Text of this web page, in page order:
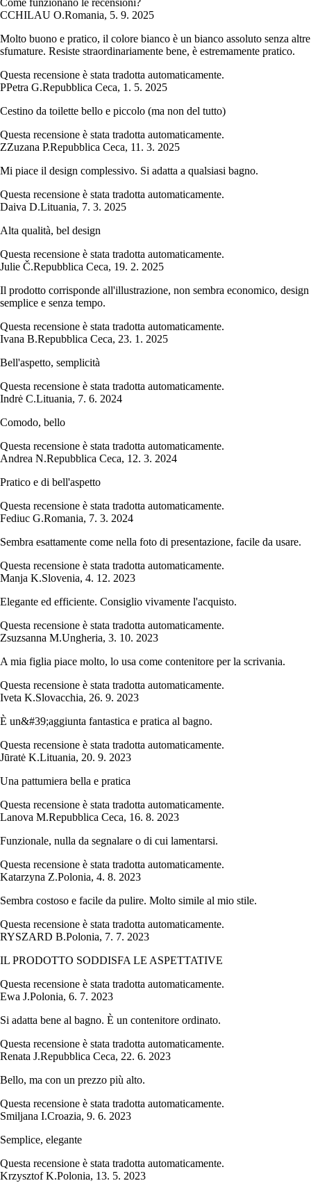
Come funzionano le recensioni?
CCHILAU O.Romania, 5. 9. 2025
Molto buono e pratico, il colore bianco è un bianco assoluto senza altre
sfumature. Resiste straordinariamente bene, è estremamente pratico.
Questa recensione è stata tradotta automaticamente.
PPetra G.Repubblica Ceca, 1. 5. 2025
Cestino da toilette bello e piccolo (ma non del tutto)
Questa recensione è stata tradotta automaticamente.
ZZuzana P.Repubblica Ceca, 11. 3. 2025
Mi piace il design complessivo. Si adatta a qualsiasi bagno.
Questa recensione è stata tradotta automaticamente.
Daiva D.Lituania, 7. 3. 2025
Alta qualità, bel design
Questa recensione è stata tradotta automaticamente.
Julie Č.Repubblica Ceca, 19. 2. 2025
Il prodotto corrisponde all'illustrazione, non sembra economico, design
semplice e senza tempo.
Questa recensione è stata tradotta automaticamente.
Ivana B.Repubblica Ceca, 23. 1. 2025
Bell'aspetto, semplicità
Questa recensione è stata tradotta automaticamente.
Indrė C.Lituania, 7. 6. 2024
Comodo, bello
Questa recensione è stata tradotta automaticamente.
Andrea N.Repubblica Ceca, 12. 3. 2024
Pratico e di bell'aspetto
Questa recensione è stata tradotta automaticamente.
Fediuc G.Romania, 7. 3. 2024
Sembra esattamente come nella foto di presentazione, facile da usare.
Questa recensione è stata tradotta automaticamente.
Manja K.Slovenia, 4. 12. 2023
Elegante ed efficiente. Consiglio vivamente l'acquisto.
Questa recensione è stata tradotta automaticamente.
Zsuzsanna M.Ungheria, 3. 10. 2023
A mia figlia piace molto, lo usa come contenitore per la scrivania.
Questa recensione è stata tradotta automaticamente.
Iveta K.Slovacchia, 26. 9. 2023
È un&#39;aggiunta fantastica e pratica al bagno.
Questa recensione è stata tradotta automaticamente.
Jūratė K.Lituania, 20. 9. 2023
Una pattumiera bella e pratica
Questa recensione è stata tradotta automaticamente.
Lanova M.Repubblica Ceca, 16. 8. 2023
Funzionale, nulla da segnalare o di cui lamentarsi.
Questa recensione è stata tradotta automaticamente.
Katarzyna Z.Polonia, 4. 8. 2023
Sembra costoso e facile da pulire. Molto simile al mio stile.
Questa recensione è stata tradotta automaticamente.
RYSZARD B.Polonia, 7. 7. 2023
IL PRODOTTO SODDISFA LE ASPETTATIVE
Questa recensione è stata tradotta automaticamente.
Ewa J.Polonia, 6. 7. 2023
Si adatta bene al bagno. È un contenitore ordinato.
Questa recensione è stata tradotta automaticamente.
Renata J.Repubblica Ceca, 22. 6. 2023
Bello, ma con un prezzo più alto.
Questa recensione è stata tradotta automaticamente.
Smiljana I.Croazia, 9. 6. 2023
Semplice, elegante
Questa recensione è stata tradotta automaticamente.
Krzysztof K.Polonia, 13. 5. 2023